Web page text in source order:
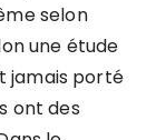
selon
une étude
jamais porté
ont des